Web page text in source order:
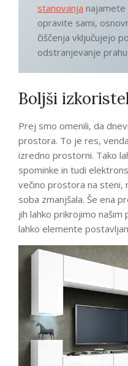
stanovanja najamete
opravite sami,
čiščenja vključujejo
odstranjevanje
Boljši
Prej smo omenili, da
prostora. To je res,
izredno prostorni. Tako
spominke in tudi
večino prostora na steni,
soba zmanjšala. Še ena
jih lahko prikrojimo
lahko elemente